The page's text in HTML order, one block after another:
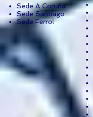
Sede A Coruña
Sede Santiago
Sede Ferrol